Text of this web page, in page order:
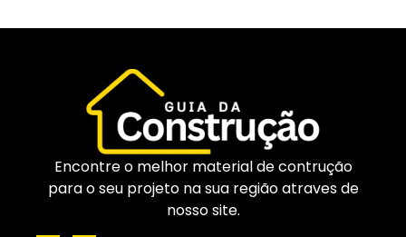
Encontre o melhor material de contrução
para o seu projeto na sua região atraves de
nosso site.